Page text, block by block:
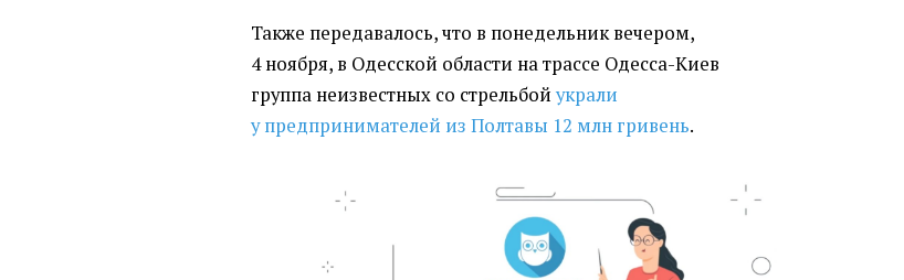
Также передавалось, что в понедельник вечером,
4 ноября, в Одесской области на трассе Одесса-Киев
группа неизвестных со стрельбойукрали
у предпринимателей из Полтавы 12 млн гривень.